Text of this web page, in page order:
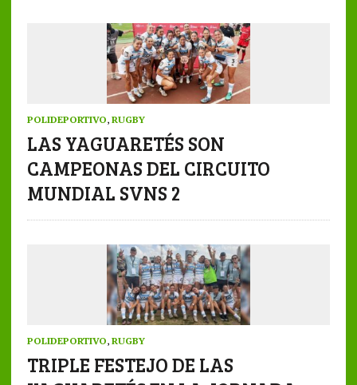
POLIDEPORTIVO, RUGBY
LAS YAGUARETÉS SON
CAMPEONAS DEL CIRCUITO
MUNDIAL SVNS 2
POLIDEPORTIVO, RUGBY
TRIPLE FESTEJO DE LAS